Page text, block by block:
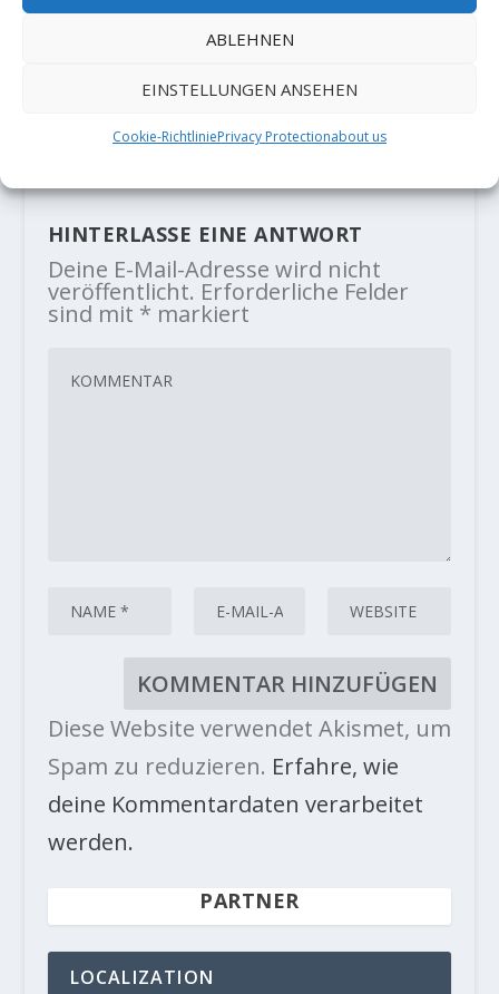
ABLEHNEN
EINSTELLUNGEN ANSEHEN
Cookie-RichtliniePrivacy Protectionabout us
Neues aus den Klettergebieten:
BIOTOP-RETTUNG JETZT!“
HINTERLASSE EINE ANTWORT
Deine E-Mail-Adresse wird nicht
veröffentlicht. Erforderliche Felder
sind mit * markiert
Diese Website verwendet Akismet, um
Spam zu reduzieren. Erfahre, wie
deine Kommentardaten verarbeitet
werden.
PARTNER
LOCALIZATION